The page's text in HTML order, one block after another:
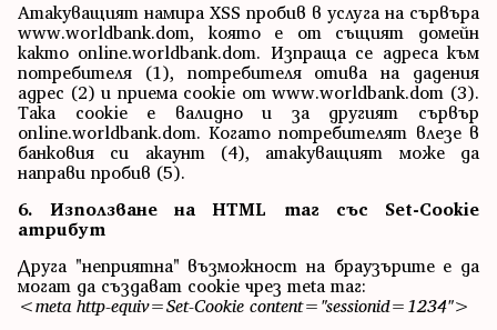
Атакуващият намира XSS пробив в услуга на сървъра
www.worldbank.dom, която е от същият домейн
както online.worldbank.dom. Изпраща се адреса към
потребителя (1), потребителя отива на дадения
адрес (2) и приема cookie от www.worldbank.dom (3).
Така cookie е валидно и за другият сървър
online.worldbank.dom. Когато потребителят влезе в
банковия си акаунт (4), атакуващият може да
направи пробив (5).
6. Използване на HTML таг със Set-Cookie
атрибут
Друга "неприятна" възможност на браузърите е да
могат да създават cookie чрез meta таг:
<meta http-equiv=Set-Cookie content="sessionid=1234">